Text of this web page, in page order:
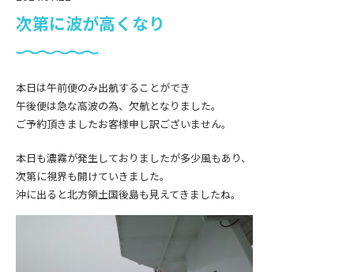
次第に波が高くなり
本日は午前便のみ出航することができ
午後便は急な高波の為、欠航となりました。
ご予約頂きましたお客様申し訳ございません。
本日も濃霧が発生しておりましたが多少風もあり、
次第に視界も開けていきました。
沖に出ると北方領土国後島も見えてきましたね。